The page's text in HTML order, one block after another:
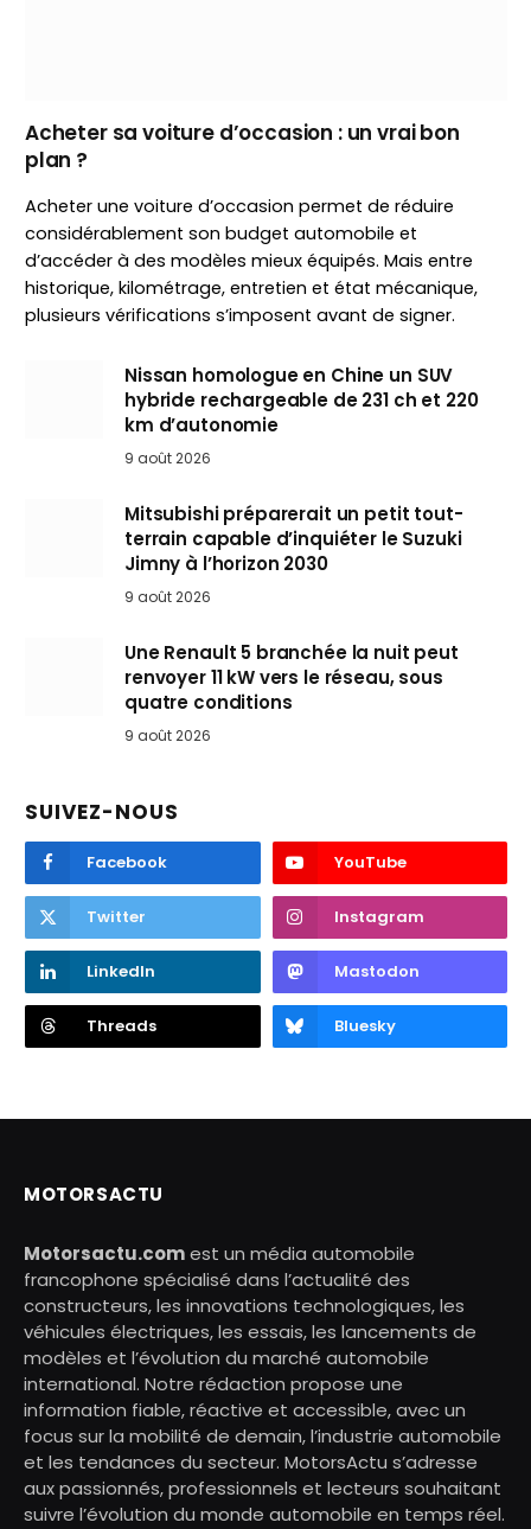
Acheter sa voiture d’occasion : un vrai bon
plan ?
Acheter une voiture d’occasion permet de réduire
considérablement son budget automobile et
d’accéder à des modèles mieux équipés. Mais entre
historique, kilométrage, entretien et état mécanique,
plusieurs vérifications s’imposent avant de signer.
Nissan homologue en Chine un SUV
hybride rechargeable de 231 ch et 220
km d’autonomie
9 août 2026
Mitsubishi préparerait un petit tout-
terrain capable d’inquiéter le Suzuki
Jimny à l’horizon 2030
9 août 2026
Une Renault 5 branchée la nuit peut
renvoyer 11 kW vers le réseau, sous
quatre conditions
9 août 2026
SUIVEZ-NOUS
Facebook YouTube
Twitter Instagram
LinkedIn Mastodon
Threads Bluesky
MOTORSACTU
Motorsactu.comest un média automobile
francophone spécialisé dans l’actualité des
constructeurs, les innovations technologiques, les
véhicules électriques, les essais, les lancements de
modèles et l’évolution du marché automobile
international. Notre rédaction propose une
information fiable, réactive et accessible, avec un
focus sur la mobilité de demain, l’industrie automobile
et les tendances du secteur. MotorsActu s’adresse
aux passionnés, professionnels et lecteurs souhaitant
suivre l’évolution du monde automobile en temps réel.